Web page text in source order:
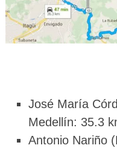
José María
Medellín: 35.3
Antonio Nariño